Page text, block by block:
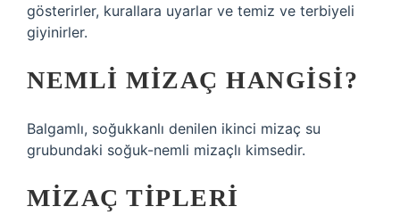
gösterirler, kurallara uyarlar ve temiz ve terbiyeli
giyinirler.
NEMLI MIZAÇ HANGISI?
Balgamlı, soğukkanlı denilen ikinci mizaç su
grubundaki soğuk-nemli mizaçlı kimsedir.
MIZAÇ TIPLERI